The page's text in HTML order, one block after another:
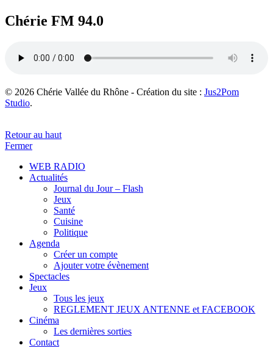
Chérie FM 94.0
© 2026 Chérie Vallée du Rhône - Création du site : Jus2Pom
Studio.
Retour au haut
Fermer
WEB RADIO
Actualités
Journal du Jour – Flash
Jeux
Santé
Cuisine
Politique
Agenda
Créer un compte
Ajouter votre évènement
Spectacles
Jeux
Tous les jeux
REGLEMENT JEUX ANTENNE et FACEBOOK
Cinéma
Les dernières sorties
Contact